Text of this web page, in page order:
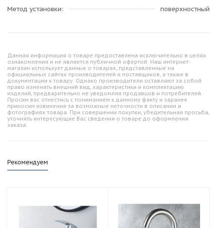
Метод установки
поверхностный
Данная информация о товаре предоставлена исключительно в целях
ознакомления и не является публичной офертой. Наш интернет-
магазин использует данные о товарах, представленные на
официальных сайтах производителей и поставщиков, а также в
документации к товару. Однако производители оставляют за собой
право изменять внешний вид, характеристики и комплектацию
изделий, предварительно не уведомляя продавцов и потребителей.
Просим вас отнестись с пониманием к данному факту и заранее
приносим извинения за возможные неточности в описании и
фотографиях товара. При совершении покупки, убедительная просьба,
уточнять интересующие Вас сведения о товаре до оформления
заказа.
Рекомендуем